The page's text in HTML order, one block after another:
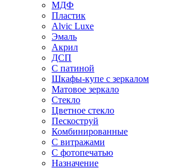
МДФ
Пластик
Alvic Luxe
Эмаль
Акрил
ДСП
С патиной
Шкафы-купе с зеркалом
Матовое зеркало
Стекло
Цветное стекло
Пескоструй
Комбинированные
С витражами
С фотопечатью
Назначение